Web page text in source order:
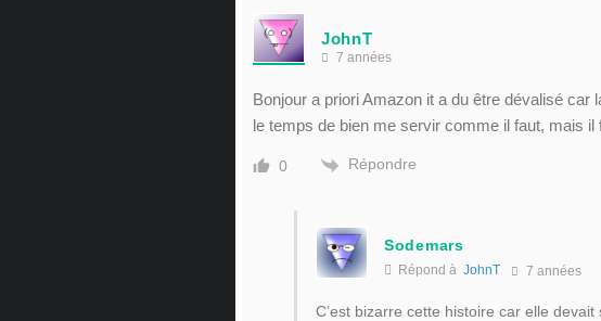
JohnT
7 années
Bonjour a priori Amazon it a du être dévalisé car
le temps de bien me servir comme il faut, mais il
0 Répondre
Sodemars
Répond à JohnT 7 années
C’est bizarre cette histoire car elle